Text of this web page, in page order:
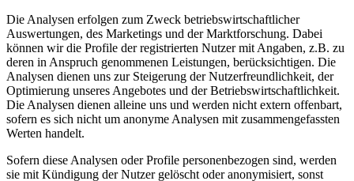
Die Analysen erfolgen zum Zweck betriebswirtschaftlicher
Auswertungen, des Marketings und der Marktforschung. Dabei
können wir die Profile der registrierten Nutzer mit Angaben, z.B. zu
deren in Anspruch genommenen Leistungen, berücksichtigen. Die
Analysen dienen uns zur Steigerung der Nutzerfreundlichkeit, der
Optimierung unseres Angebotes und der Betriebswirtschaftlichkeit.
Die Analysen dienen alleine uns und werden nicht extern offenbart,
sofern es sich nicht um anonyme Analysen mit zusammengefassten
Werten handelt.
Sofern diese Analysen oder Profile personenbezogen sind, werden
sie mit Kündigung der Nutzer gelöscht oder anonymisiert, sonst